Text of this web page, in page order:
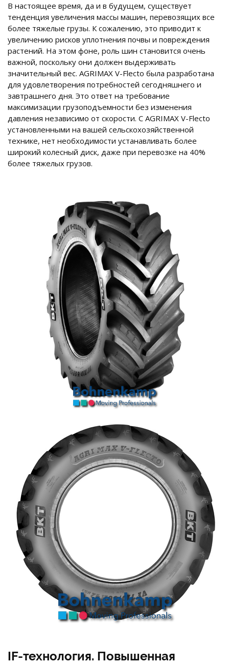
В настоящее время, да и в будущем, существует
тенденция увеличения массы машин, перевозящих все
более тяжелые грузы. К сожалению, это приводит к
увеличению рисков уплотнения почвы и повреждения
растений. На этом фоне, роль шин становится очень
важной, поскольку они должен выдерживать
значительный вес. AGRIMAX V-Flecto была разработана
для удовлетворения потребностей сегодняшнего и
завтрашнего дня. Это ответ на требование
максимизации грузоподъемности без изменения
давления независимо от скорости. С AGRIMAX V-Flecto
установленными на вашей сельскохозяйственной
технике, нет необходимости устанавливать более
широкий колесный диск, даже при перевозке на 40%
более тяжелых грузов.
IF-технология. Повышенная